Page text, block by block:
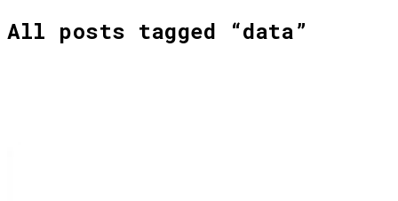
All posts tagged “data”